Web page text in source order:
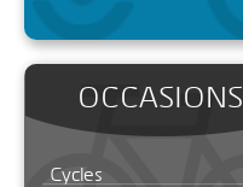
OCCASIONS
Cycles